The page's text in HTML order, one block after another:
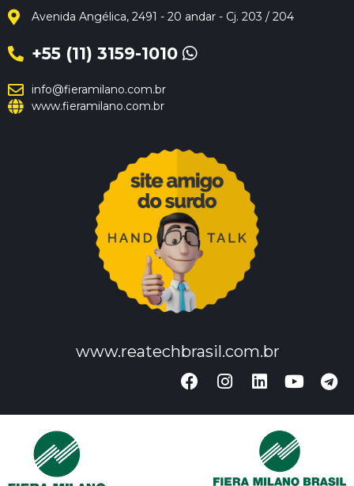
Avenida Angélica, 2491 - 20 andar - Cj. 203 / 204
+55 (11) 3159-1010
info@fieramilano.com.br
www.fieramilano.com.br
www.reatechbrasil.com.br